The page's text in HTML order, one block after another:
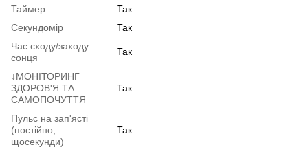
Таймер
Так
Секундомір
Так
Час сходу/заходу
сонця
Так
↓МОНІТОРИНГ
ЗДОРОВ'Я ТА
САМОПОЧУТТЯ
Так
Пульс на зап'ясті
(постійно,
щосекунди)
Так